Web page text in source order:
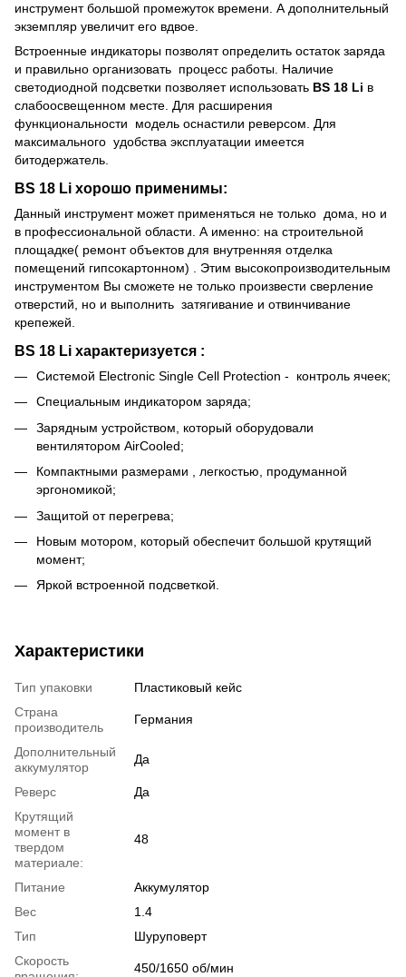
инструмент большой промежуток времени. А дополнительный
экземпляр увеличит его вдвое.
Встроенные индикаторы позволят определить остаток заряда
и правильно организовать процесс работы. Наличие
светодиодной подсветки позволяет использовать BS 18 Li в
слабоосвещенном месте. Для расширения
функциональности модель оснастили реверсом. Для
максимального удобства эксплуатации имеется
битодержатель.
BS 18 Li хорошо применимы:
Данный инструмент может применяться не только дома, но и
в профессиональной области. А именно: на строительной
площадке( ремонт объектов для внутренняя отделка
помещений гипсокартонном) . Этим высокопроизводительным
инструментом Вы сможете не только произвести сверление
отверстий, но и выполнить затягивание и отвинчивание
крепежей.
BS 18 Li характеризуется :
Системой Electronic Single Cell Protection - контроль ячеек;
Специальным индикатором заряда;
Зарядным устройством, который оборудовали
вентилятором AirCooled;
Компактными размерами , легкостью, продуманной
эргономикой;
Защитой от перегрева;
Новым мотором, который обеспечит большой крутящий
момент;
Яркой встроенной подсветкой.
Характеристики
Тип упаковки
Пластиковый кейс
Страна
производитель
Германия
Дополнительный
аккумулятор
Да
Реверс
Да
Крутящий
момент в
твердом
материале:
48
Питание
Аккумулятор
Вес
1.4
Тип
Шуруповерт
Скорость
450/1650 об/мин